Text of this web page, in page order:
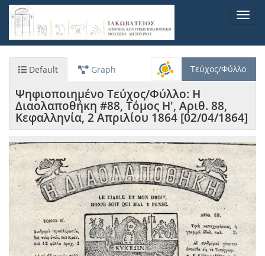
Παράκαμψη
προς
κυρίως
Default Graph Τεύχος/Φύλλο
Ψηφιοποιημένο Τεύχος/Φύλλο: Η
Διαολαποθήκη #88, Τόμος Η', Αριθ. 88,
Κεφαλληνία, 2 Απριλίου 1864 [02/04/1864]